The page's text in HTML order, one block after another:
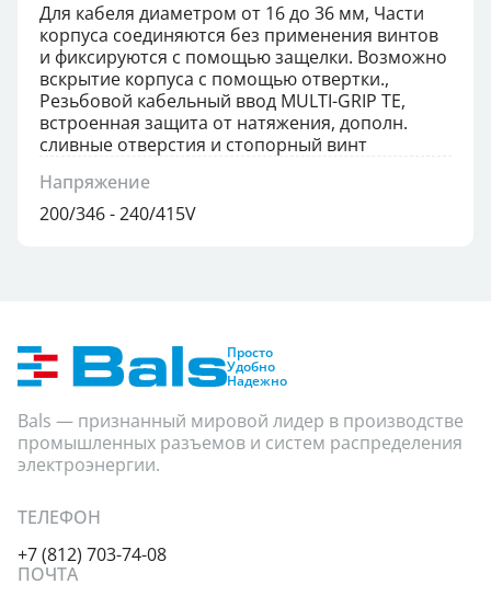
Для кабеля диаметром от 16 до 36 мм, Части
корпуса соединяются без применения винтов
и фиксируются с помощью защелки. Возможно
вскрытие корпуса с помощью отвертки.,
Резьбовой кабельный ввод MULTI-GRIP TE,
встроенная защита от натяжения, дополн.
сливные отверстия и стопорный винт
Напряжение
200/346 - 240/415V
Просто
Удобно
Надежно
Bals — признанный мировой лидер в производстве
промышленных разъемов и систем распределения
электроэнергии.
ТЕЛЕФОН
+7 (812) 703-74-08
ПОЧТА